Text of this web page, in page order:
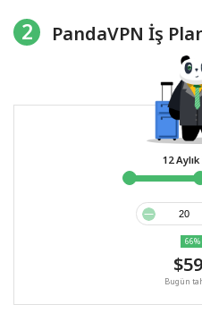
2 PandaVPN İş
12
66%
Bugün